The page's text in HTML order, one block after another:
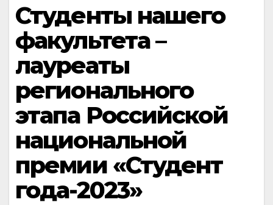
Студенты нашего
факультета –
лауреаты
регионального
этапа Российской
национальной
премии «Студент
года-2023»